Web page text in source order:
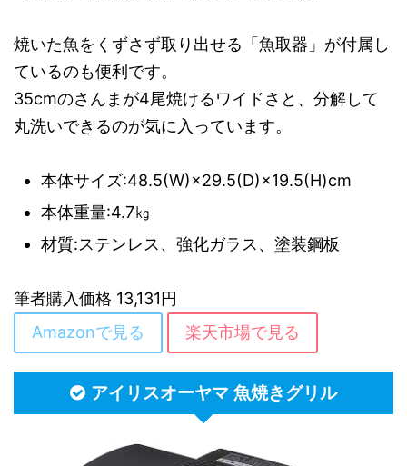
焼いた魚をくずさず取り出せる「魚取器」が付属し
ているのも便利です。
35cmのさんまが4尾焼けるワイドさと、分解して
丸洗いできるのが気に入っています。
本体サイズ:48.5(W)×29.5(D)×19.5(H)cm
本体重量:4.7㎏
材質:ステンレス、強化ガラス、塗装鋼板
筆者購入価格 13,131円
Amazonで見る
楽天市場で見る
アイリスオーヤマ 魚焼きグリル